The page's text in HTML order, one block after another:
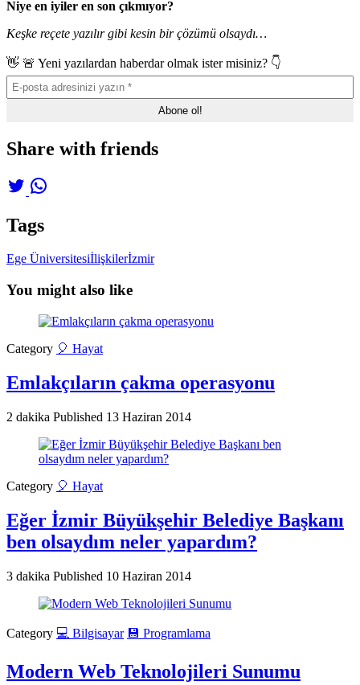
Niye en iyiler en son çıkmıyor?
Keşke reçete yazılır gibi kesin bir çözümü olsaydı…
👋 🚨 Yeni yazılardan haberdar olmak ister misiniz? 👇
Share with friends
Tags
Ege Üniversitesiİlişkilerİzmir
You might also like
Category 🎈 Hayat
Emlakçıların çakma operasyonu
2 dakika Published 13 Haziran 2014
Category 🎈 Hayat
Eğer İzmir Büyükşehir Belediye Başkanı
ben olsaydım neler yapardım?
3 dakika Published 10 Haziran 2014
Category 💻 Bilgisayar 💾 Programlama
Modern Web Teknolojileri Sunumu